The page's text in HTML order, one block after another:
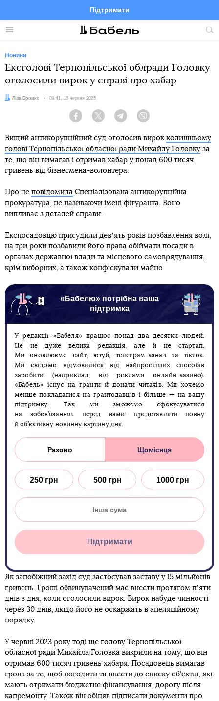
Меню
Підтримати
FacebookTelegramTwitter
Новини
Ексголові Тернопільської облради Головку
оголосили вирок у справі про хабар
Автор:
Ліза Бровко Дата:
09:41, 18 червня 2025
Facebook Twitter Telegram
Вищий антикорупційний суд оголосив вирок колишньому
голові Тернопільської обласної ради Михайлу Головку за
те, що він вимагав і отримав хабар у понад 600 тисяч
гривень від бізнесмена-волонтера.
Про це повідомила Спеціалізована антикорупційна
прокуратура, не називаючи імені фігуранта. Воно
випливає з деталей справи.
Експосадовцю присудили девʼять років позбавлення волі,
на три роки позбавили його права обіймати посади в
органах державної влади та місцевого самоврядування,
крім виборних, а також конфіскували майно.
«Бабелю» потрібна ваша
підтримка
У редакції «Бабеля» працює понад два десятки людей.
Це не дуже велика редакція, але й не стартап.
Ми оновлюємо сайт, ютуб, телеграм-канал та тікток.
Ми свідомо відмовилися від найпростіших способів
заробити (наприклад, від реклами онлайн-казино).
«Бабель» існує на гранти й донати читачів. Ми хочемо
менше покладатися на грантодавців і більше — на вашу
підтримку. Так ми зможемо сфокусуватися
на зобов’язаннях перед вами: представляти повну
й об’єктивну новинну картину дня.
Разово Щомісяця
250 грн 500 грн 1000 грн
Підтримати
Як запобіжний захід суд застосував заставу у 15 мільйонів
гривень. Гроші обвинувачений має внести протягом пʼяти
днів з дня, коли оголосили вирок. Вирок набуде чинності
через 30 днів, якщо його не оскаржать в апеляційному
порядку.
У червні 2023 року тоді ще голову Тернопільської
обласної ради Михайла Головка викрили на тому, що він
отримав 600 тисяч гривень хабаря. Посадовець вимагав
гроші за те, щоб погодити та внести до списку об’єктів, які
мають отримати бюджетне фінансування, дорогу після
капремонту. Також він обіцяв підписати документи про